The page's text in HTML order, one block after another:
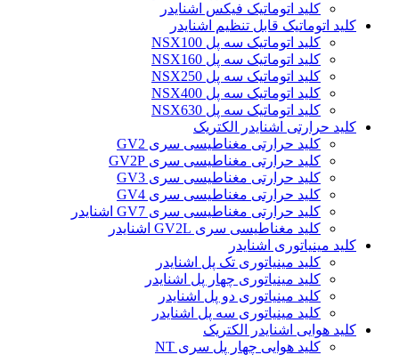
کلید اتوماتیک فیکس اشنایدر
کلید اتوماتیک قابل تنظیم اشنایدر
کلید اتوماتیک سه پل NSX100
کلید اتوماتیک سه پل NSX160
کلید اتوماتیک سه پل NSX250
کلید اتوماتیک سه پل NSX400
کلید اتوماتیک سه پل NSX630
کلید حرارتی اشنایدر الکتریک
کليد حرارتی مغناطيسی سری GV2
کليد حرارتی مغناطيسی سری GV2P
کليد حرارتی مغناطيسی سری GV3
کليد حرارتی مغناطيسی سری GV4
کليد حرارتی مغناطيسی سری GV7 اشنایدر
کليد مغناطيسی سری GV2L اشنایدر
کلید مينياتوری اشنایدر
کلید مینیاتوری تک پل اشنایدر
کلید مینیاتوری چهار پل اشنایدر
کلید مینیاتوری دو پل اشنایدر
کلید مینیاتوری سه پل اشنایدر
کلید هوایی اشنایدر الکتریک
کلید هوایی چهار پل سری NT